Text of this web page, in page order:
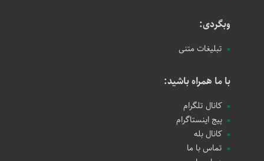
وبگردی:
تبلیغات متنی
با ما همراه باشید:
کانال تلگرام
پیج اینستاگرام
کانال بله
تماس با ما